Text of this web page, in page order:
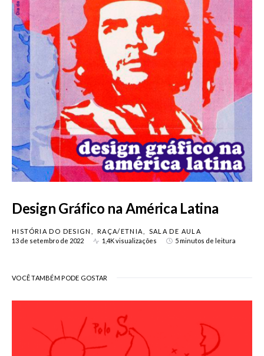
Design Gráfico na América Latina
HISTÓRIA DO DESIGN RAÇA/ETNIA
SALA DE AULA
13 de setembro de 2022
1,4K visualizações 5 minutos de leitura
VOCÊ TAMBÉM PODE GOSTAR